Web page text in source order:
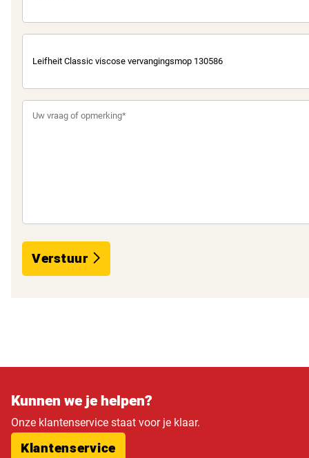
Verstuur
Kunnen we je helpen?
Onze klantenservice staat voor je klaar.
Klantenservice